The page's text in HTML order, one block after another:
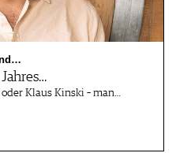
Klaus Kinski – man…